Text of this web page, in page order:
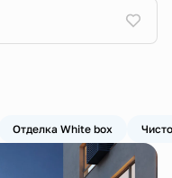
Отделка White box